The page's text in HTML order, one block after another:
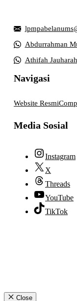
Abdurrahman
Athifah
Navigasi
Website Resmi
Media Sosial
Instagram
X
Threads
YouTube
TikTok
Close